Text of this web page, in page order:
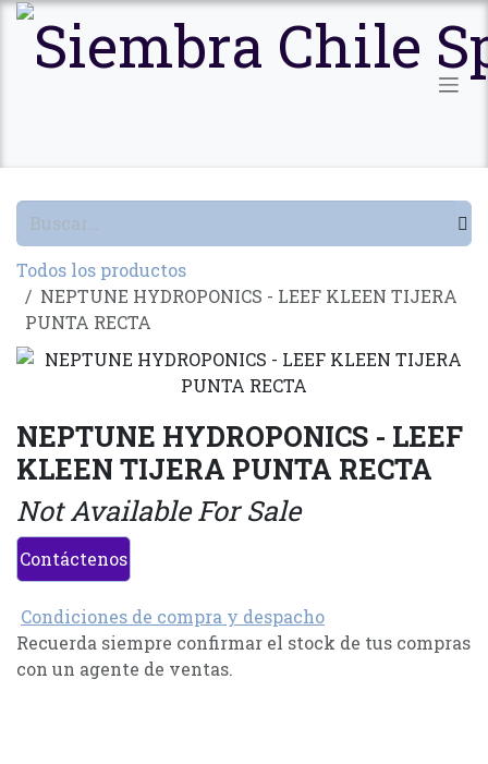
Ir al contenido
Todos los productos
NEPTUNE HYDROPONICS - LEEF KLEEN TIJERA
PUNTA RECTA
NEPTUNE HYDROPONICS - LEEF
KLEEN TIJERA PUNTA RECTA
Not Available For Sale
Contáctenos
Condiciones de compra y despacho
Recuerda siempre confirmar el stock de tus compras
con un agente de ventas.